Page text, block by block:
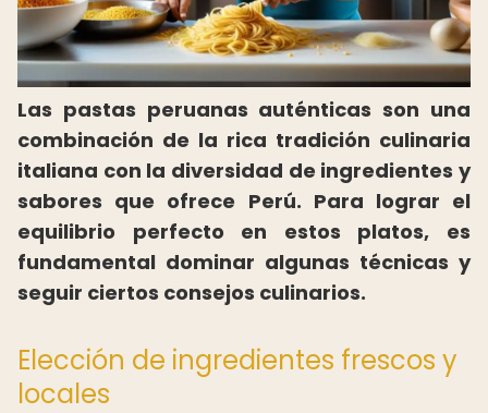
Las pastas peruanas auténticas son una
combinación de la rica tradición culinaria
italiana con la diversidad de ingredientes y
sabores que ofrece Perú. Para lograr el
equilibrio perfecto en estos platos, es
fundamental dominar algunas técnicas y
seguir ciertos consejos culinarios.
Elección de ingredientes frescos y
locales